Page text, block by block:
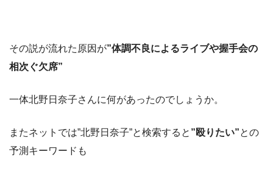
その説が流れた原因が”体調不良によるライブや握手会の
相次ぐ欠席”
一体北野日奈子さんに何があったのでしょうか。
またネットでは”北野日奈子”と検索すると ”殴りたい”との
予測キーワードも